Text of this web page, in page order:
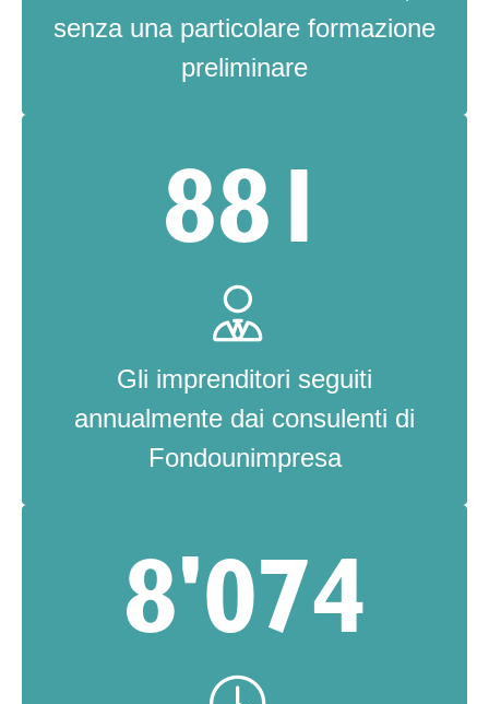
senza una particolare formazione
preliminare
881
Gli imprenditori seguiti
annualmente dai consulenti di
Fondounimpresa
8'074